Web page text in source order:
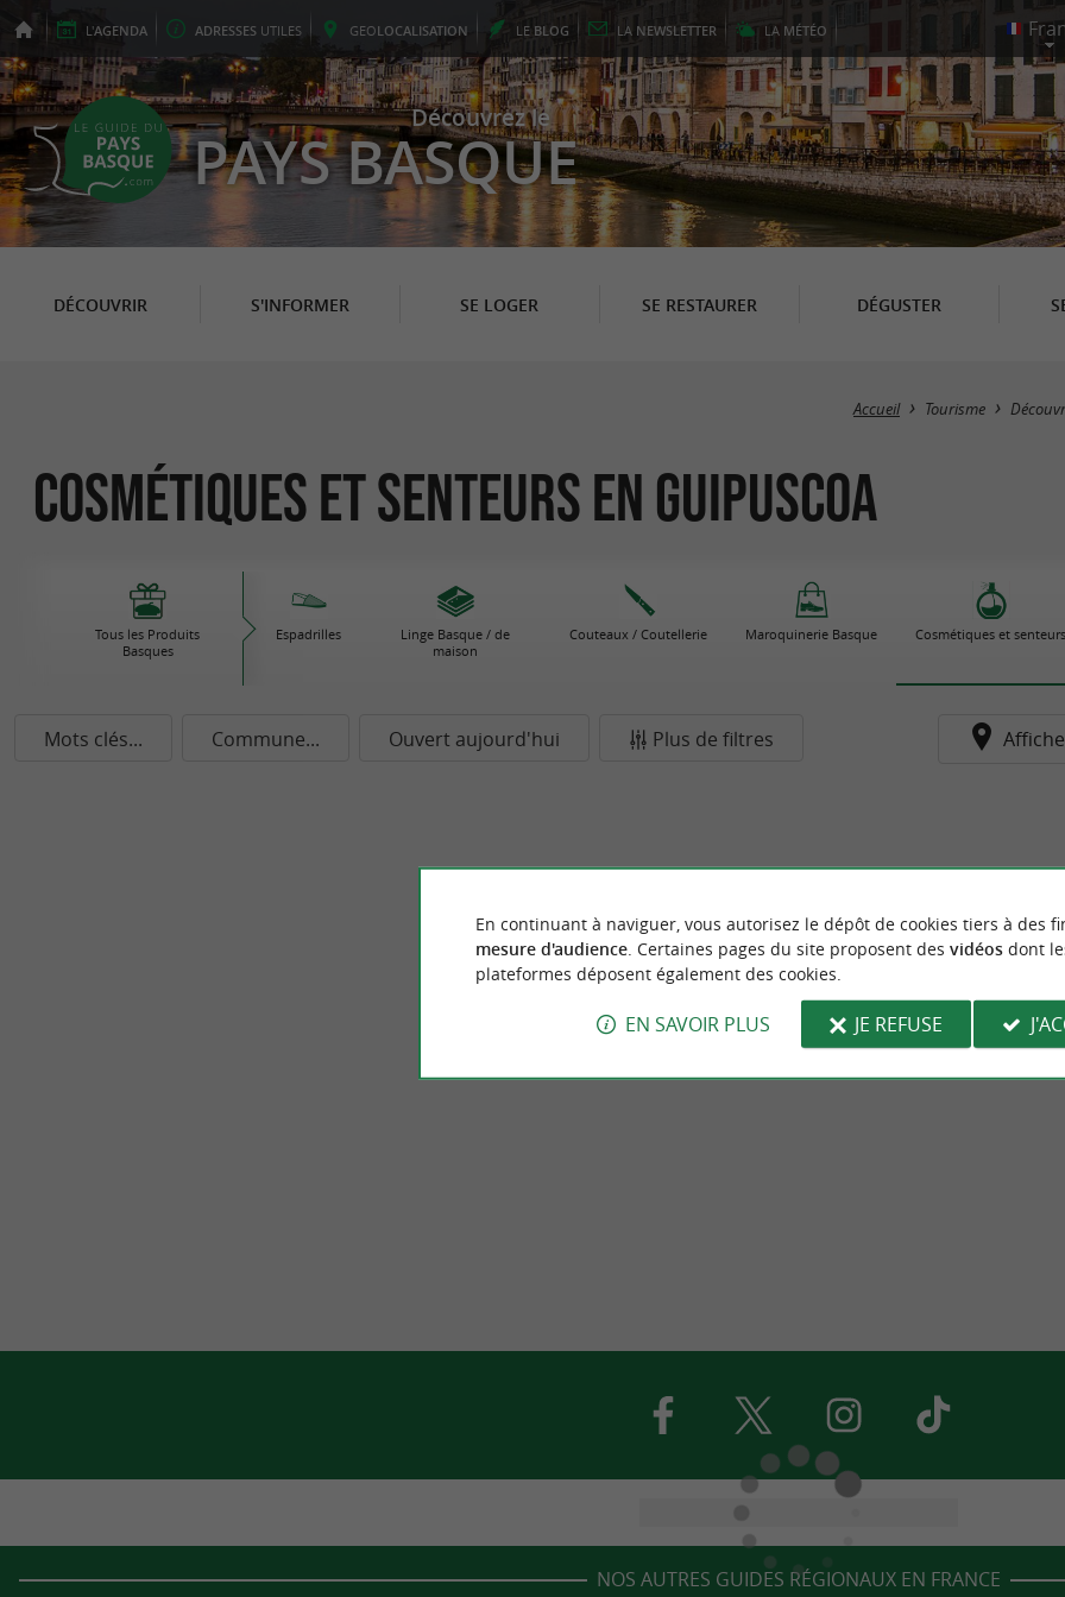
L'AGENDA ADRESSES UTILES GEOLOCALISATION LE BLOG LA NEWSLETTER LA MÉTÉO
Découvrez le
PAYS BASQUE
DÉCOUVRIR S'INFORMER SE LOGER SE RESTAURER DÉGUSTER
Accueil Tourisme
Cosmétiques et senteurs en Guipuscoa
Tous les Produits
Basques
Espadrilles
Linge Basque / de
maison
Couteaux / Coutellerie Maroquinerie Basque Cosmétiques et senteurs
Mots clés... Commune... Ouvert aujourd'hui Plus de filtres
NOS AUTRES GUIDES RÉGIONAUX EN FRANCE
En continuant à naviguer, vous autorisez le dépôt de cookies tiers à des
mesure d'audience. Certaines pages du site proposent des vidéosdont
plateformes déposent également des cookies.
EN SAVOIR PLUS JE REFUSE